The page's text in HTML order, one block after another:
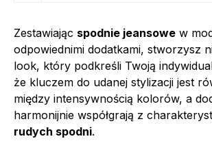
Zestawiając spodnie jeansowe w
odpowiednimi dodatkami, stworzysz
look, który podkreśli Twoją
że kluczem do udanej stylizacji jest
między intensywnością kolorów, a
harmonijnie współgrają z
rudych spodni.